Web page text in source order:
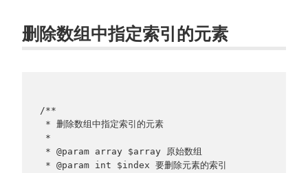
删除数组中指定索引的元素
/**
* 删除数组中指定索引的元素
*
* @param array $array 原始数组
* @param int $index 要删除元素的索引